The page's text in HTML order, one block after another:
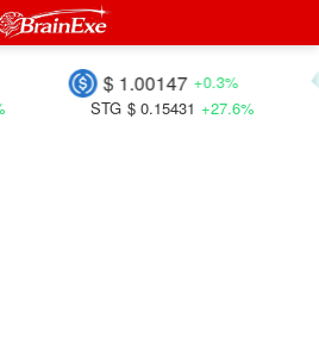
$ 1.00147 +0.3%
STG $ 0.15431 +27.6%